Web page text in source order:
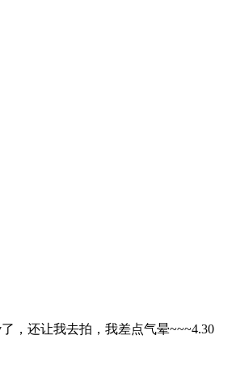
，还让我去拍，我差点气晕~~~4.30